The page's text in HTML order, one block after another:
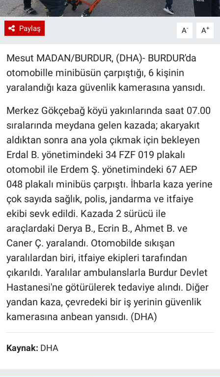
Paylaş A- A+
Mesut MADAN/BURDUR, (DHA)- BURDUR'da
otomobille minibüsün çarpıştığı, 6 kişinin
yaralandığı kaza güvenlik kamerasına yansıdı.
Merkez Gökçebağ köyü yakınlarında saat 07.00
sıralarında meydana gelen kazada; akaryakıt
aldıktan sonra ana yola çıkmak için bekleyen
Erdal B. yönetimindeki 34 FZF 019 plakalı
otomobil ile Erdem Ş. yönetimindeki 67 AEP
048 plakalı minibüs çarpıştı. İhbarla kaza yerine
çok sayıda sağlık, polis, jandarma ve itfaiye
ekibi sevk edildi. Kazada 2 sürücü ile
araçlardaki Derya B., Ecrin B., Ahmet B. ve
Caner Ç. yaralandı. Otomobilde sıkışan
yaralılardan biri, itfaiye ekipleri tarafından
çıkarıldı. Yaralılar ambulanslarla Burdur Devlet
Hastanesi'ne götürülerek tedaviye alındı. Diğer
yandan kaza, çevredeki bir iş yerinin güvenlik
kamerasına anbean yansıdı. (DHA)
Kaynak: DHA